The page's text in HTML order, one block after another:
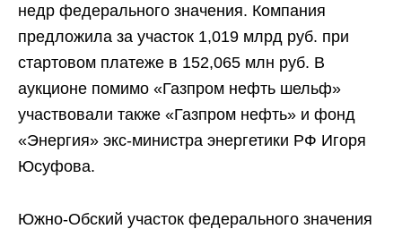
недр федерального значения. Компания
предложила за участок 1,019 млрд руб. при
стартовом платеже в 152,065 млн руб. В
аукционе помимо «Газпром нефть шельф»
участвовали также «Газпром нефть» и фонд
«Энергия» экс-министра энергетики РФ Игоря
Юсуфова.
Южно-Обский участок федерального значения